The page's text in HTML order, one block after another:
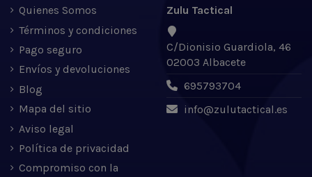
Quienes Somos
Términos y condiciones
Pago seguro
Envíos y devoluciones
Blog
Mapa del sitio
Aviso legal
Política de privacidad
Compromiso con la
Zulu Tactical
C/Dionisio Guardiola, 46
02003 Albacete
695793704
info@zulutactical.es